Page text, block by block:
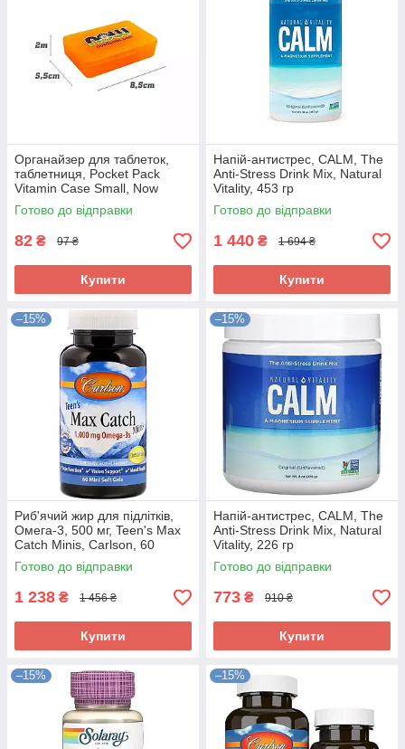
Органайзер для таблеток,
таблетниця, Pocket Pack
Vitamin Case Small, Now
Foods, 6 секцій
Готово до відправки
82 ₴ 97 ₴
Купити
Напій-антистрес, CALM, The
Anti-Stress Drink Mix, Natural
Vitality, 453 гр
Готово до відправки
1 440 ₴ 1 694 ₴
Купити
–15%
Риб'ячий жир для підлітків,
Омега-3, 500 мг, Teen's Max
Catch Minis, Carlson, 60
желатинових міні капсул
Готово до відправки
1 238 ₴ 1 456 ₴
Купити
–15%
Напій-антистрес, CALM, The
Anti-Stress Drink Mix, Natural
Vitality, 226 гр
Готово до відправки
773 ₴ 910 ₴
Купити
–15% –15%